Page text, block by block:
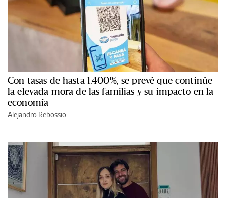
Con tasas de hasta 1.400%, se prevé que continúe
la elevada mora de las familias y su impacto en la
economía
Alejandro Rebossio